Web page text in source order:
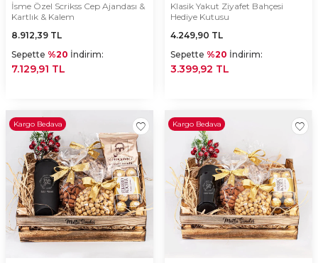
İsme Özel Scrikss Cep Ajandası &
Kartlık & Kalem
8.912,39 TL
Sepette %20 İndirim:
7.129,91 TL
Klasik Yakut Ziyafet Bahçesi
Hediye Kutusu
4.249,90 TL
Sepette %20 İndirim:
3.399,92 TL
Kargo Bedava Kargo Bedava